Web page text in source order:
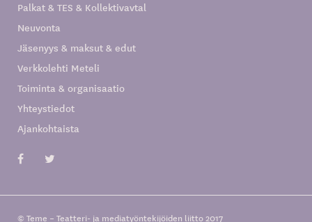
Palkat & TES & Kollektivavtal
Neuvonta
Jäsenyys & maksut & edut
Verkkolehti Meteli
Toiminta & organisaatio
Yhteystiedot
Ajankohtaista
© Teme – Teatteri- ja mediatyöntekijöiden liitto 2017